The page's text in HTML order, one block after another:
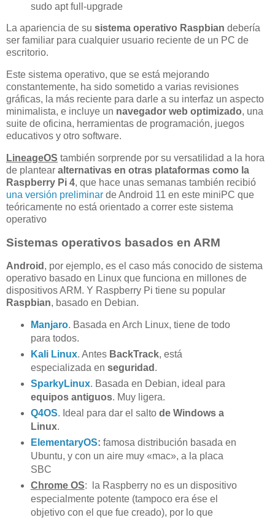
sudo apt full-upgrade
La apariencia de su sistema operativo Raspbian debería
ser familiar para cualquier usuario reciente de un PC de
escritorio.
Este sistema operativo, que se está mejorando
constantemente, ha sido sometido a varias revisiones
gráficas, la más reciente para darle a su interfaz un aspecto
minimalista, e incluye un navegador web optimizado, una
suite de oficina, herramientas de programación, juegos
educativos y otro software.
LineageOS también sorprende por su versatilidad a la hora
de plantear alternativas en otras plataformas como la
Raspberry Pi 4, que hace unas semanas también recibió
una versión preliminar de Android 11 en este miniPC que
teóricamente no está orientado a correr este sistema
operativo
Sistemas operativos basados en ARM
Android , por ejemplo, es el caso más conocido de sistema
operativo basado en Linux que funciona en millones de
dispositivos ARM. Y Raspberry Pi tiene su popular
Raspbian, basado en Debian.
Manjaro. Basada en Arch Linux, tiene de todo
para todos.
Kali Linux. Antes BackTrack, está
especializada en seguridad .
SparkyLinux. Basada en Debian, ideal para
equipos antiguos. Muy ligera.
Q4OS. Ideal para dar el salto de Windows a
Linux.
ElementaryOS: famosa distribución basada en
Ubuntu, y con un aire muy «mac», a la placa
SBC
Chrome OS: la Raspberry no es un dispositivo
especialmente potente (tampoco era ése el
objetivo con el que fue creado), por lo que